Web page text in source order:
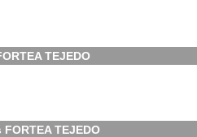
TEJEDO
TEJEDO